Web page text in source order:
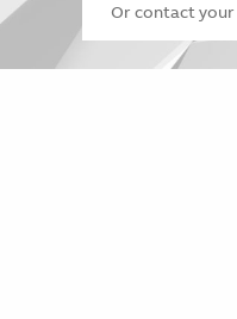
Or contact your